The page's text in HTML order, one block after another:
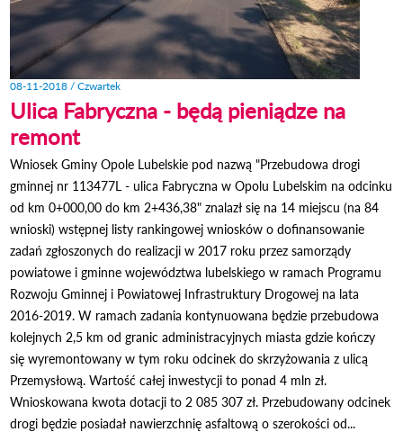
08-11-2018 / Czwartek
Ulica Fabryczna - będą pieniądze na
remont
Wniosek Gminy Opole Lubelskie pod nazwą "Przebudowa drogi
gminnej nr 113477L - ulica Fabryczna w Opolu Lubelskim na odcinku
od km 0+000,00 do km 2+436,38" znalazł się na 14 miejscu (na 84
wnioski) wstępnej listy rankingowej wniosków o dofinansowanie
zadań zgłoszonych do realizacji w 2017 roku przez samorządy
powiatowe i gminne województwa lubelskiego w ramach Programu
Rozwoju Gminnej i Powiatowej Infrastruktury Drogowej na lata
2016-2019. W ramach zadania kontynuowana będzie przebudowa
kolejnych 2,5 km od granic administracyjnych miasta gdzie kończy
się wyremontowany w tym roku odcinek do skrzyżowania z ulicą
Przemysłową. Wartość całej inwestycji to ponad 4 mln zł.
Wnioskowana kwota dotacji to 2 085 307 zł. Przebudowany odcinek
drogi będzie posiadał nawierzchnię asfaltową o szerokości od...